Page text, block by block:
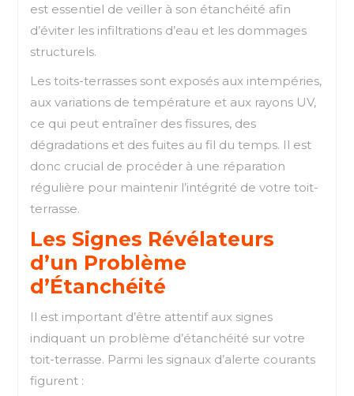
est essentiel de veiller à son étanchéité afin
d’éviter les infiltrations d’eau et les dommages
structurels.
Les toits-terrasses sont exposés aux intempéries,
aux variations de température et aux rayons UV,
ce qui peut entraîner des fissures, des
dégradations et des fuites au fil du temps. Il est
donc crucial de procéder à une réparation
régulière pour maintenir l’intégrité de votre toit-
terrasse.
Les Signes Révélateurs
d’un Problème
d’Étanchéité
Il est important d’être attentif aux signes
indiquant un problème d’étanchéité sur votre
toit-terrasse. Parmi les signaux d’alerte courants
figurent :